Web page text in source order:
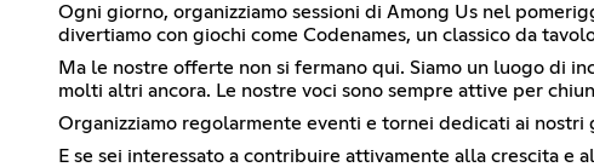
Ogni giorno, organizziamo sessioni di Among Us nel
divertiamo con giochi come Codenames, un classico da
Ma le nostre offerte non si fermano qui. Siamo un luogo di
molti altri ancora. Le nostre voci sono sempre attive per
Organizziamo regolarmente eventi e tornei dedicati ai
E se sei interessato a contribuire attivamente alla crescita